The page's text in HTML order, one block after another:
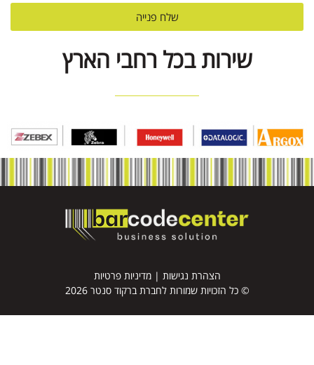
שלח פנייה
שירות בכל רחבי הארץ
הצהרת נגישות |מדיניות פרטיות
© כל הזכויות שמורות לחברת ברקוד סנטר 2026